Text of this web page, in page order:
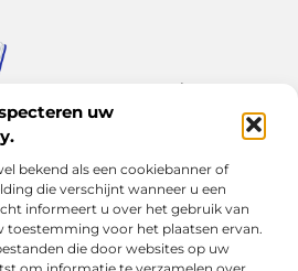
uw
bekend als een cookiebanner of
die verschijnt wanneer u een
informeert u over het gebruik van
toestemming voor het plaatsen ervan.
die door websites op uw
grote trends – alles op Bigoz.nl.
en artikelen over het dagelijks leven,
en meer.